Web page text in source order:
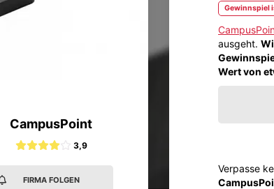
CampusPoint
3,9
FIRMA FOLGEN
Gewinnspiel
ausgeht.
Wert von
Verpasse